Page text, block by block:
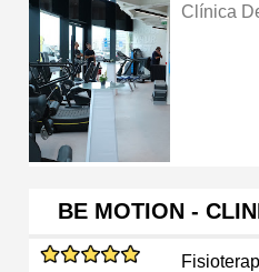
Clínica
BE MOTION -